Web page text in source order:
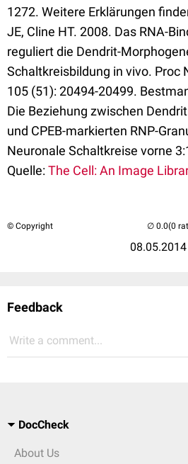
1272. Weitere Erklärungen
JE, Cline HT. 2008. Das RNA-
reguliert die Dendrit-
Schaltkreisbildung in vivo. Proc
105 (51): 20494-20499.
Die Beziehung zwischen
und CPEB-markierten RNP-
Neuronale Schaltkreise vorne
Quelle:The Cell: An Image
© Copyright
08.05.2014
(0
Feedback
Write a comment...
DocCheck
About Us